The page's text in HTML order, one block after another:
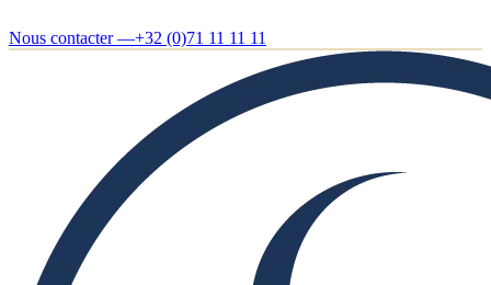
Nous contacter —+32 (0)71 11 11 11